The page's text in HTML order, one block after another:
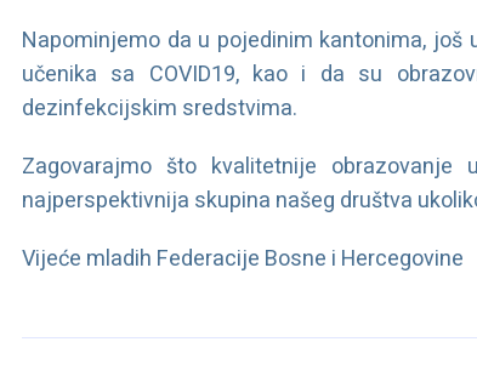
Napominjemo da u pojedinim kantonima,
učenika sa COVID19, kao i da su
dezinfekcijskim sredstvima.
Zagovarajmo što kvalitetnije
najperspektivnija skupina našeg društva
Vijeće mladih Federacije Bosne i Hercegovine